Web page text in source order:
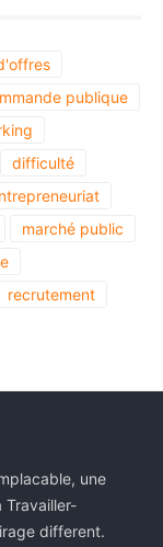
publique
difficulté
marché public
recrutement
une
Travailler-
different.